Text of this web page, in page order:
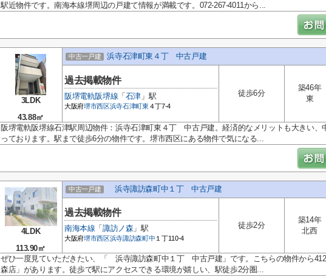
駅近物件です。南海本線堺周辺の戸建て情報が満載です。072-267-4011から...
3LDK
43.88㎡
中古一戸建 浜寺石津町東４丁 中古戸建
過去掲載物件
阪堺電軌阪堺線 「 石津 」駅
大阪府堺市西区浜寺石津町東４丁7-4
徒歩6分
築46年
東
阪堺電軌阪堺線石津駅周辺物件：浜寺石津町東４丁 中古戸建。経済的なメリットも大きい、
っております。駅まで徒歩6分の物件です。堺市西区にある物件で気になる...
4LDK
113.90㎡
中古一戸建 浜寺諏訪森町中１丁 中古戸建
過去掲載物件
南海本線 「諏訪ノ森 」駅
大阪府堺市西区浜寺諏訪森町中 １丁110-4
徒歩2分
築14年
北西
ぜひ一度見ていただきたい、「 浜寺諏訪森町中１丁 中古戸建」です。こちらの物件から
森店」があります。徒歩で駅にアクセスできる環境が嬉しい、駅徒歩2分圏...